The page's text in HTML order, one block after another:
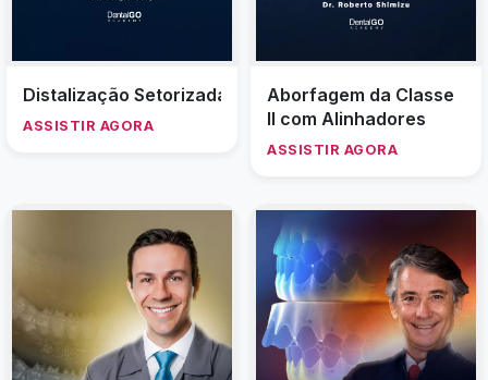
Distalização Setorizada
ASSISTIR AGORA
Aborfagem da Classe
II com Alinhadores
ASSISTIR AGORA